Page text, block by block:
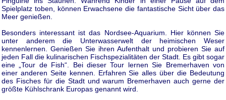
Spielplatz toben, können Erwachsene die fantastische Sicht über das
Meer genießen.
Besonders interessant ist das Nordsee-Aquarium. Hier können Sie
unter anderem die Unterwasserwelt der heimischen Weser
kennenlernen. Genießen Sie ihren Aufenthalt und probieren Sie auf
jeden Fall die kulinarischen Fischspezialitäten der Stadt. Es gibt sogar
eine „Tour de Fish“. Bei dieser Tour lernen Sie Bremerhaven von
einer anderen Seite kennen. Erfahren Sie alles über die Bedeutung
des Fisches für die Stadt und warum Bremerhaven auch gerne der
größte Kühlschrank Europas genannt wird.